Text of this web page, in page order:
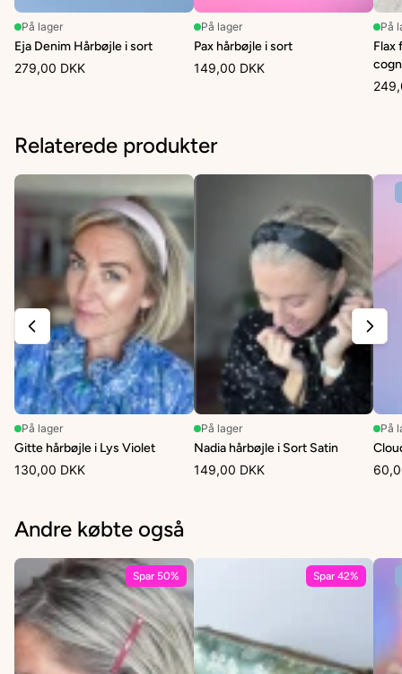
På lager
Eja Denim Hårbøjle i sort
279,00 DKK
På lager
Pax hårbøjle i sort
149,00 DKK
På
Flax
Relaterede produkter
På lager
Gitte hårbøjle i Lys Violet
130,00 DKK
På lager
Nadia hårbøjle i Sort Satin
149,00 DKK
På
Andre købte også
Spar 50% Spar 42%